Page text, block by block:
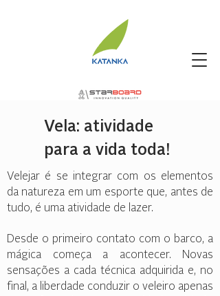
Vela: atividade
para a vida toda!
Velejar é se integrar com os elementos
da natureza em um esporte que, antes de
tudo, é uma atividade de lazer.
Desde o primeiro contato com o barco, a
mágica começa a acontecer. Novas
sensações a cada técnica adquirida e, no
final, a liberdade conduzir o veleiro apenas